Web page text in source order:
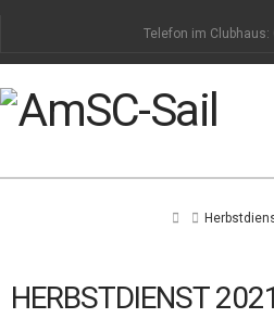
Telefon im Clubhaus:
Home
HERBSTDIENST 2021